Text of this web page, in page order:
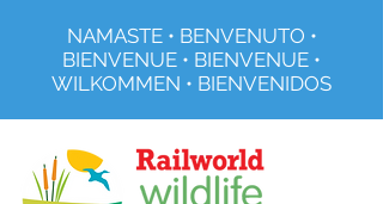
NAMASTE • BENVENUTO •
BIENVENUE • BIENVENUE •
WILKOMMEN • BIENVENIDOS